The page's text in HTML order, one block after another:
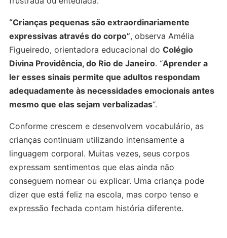
“Crianças pequenas são extraordinariamente
expressivas através do corpo”, observa Amélia
Figueiredo, orientadora educacional do Colégio
Divina Providência, do Rio de Janeiro. “Aprender a
ler esses sinais permite que adultos respondam
adequadamente às necessidades emocionais antes
mesmo que elas sejam verbalizadas“.
Conforme crescem e desenvolvem vocabulário, as
crianças continuam utilizando intensamente a
linguagem corporal. Muitas vezes, seus corpos
expressam sentimentos que elas ainda não
conseguem nomear ou explicar. Uma criança pode
dizer que está feliz na escola, mas corpo tenso e
expressão fechada contam história diferente.